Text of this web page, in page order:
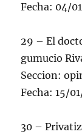
Fecha: 04/
29 – El
gumucio
Seccion:
Fecha: 15/
30 –